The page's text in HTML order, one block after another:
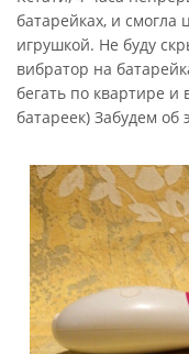
батарейках, и смогла
игрушкой. Не буду
вибратор на
бегать по квартире и
батареек) Забудем об